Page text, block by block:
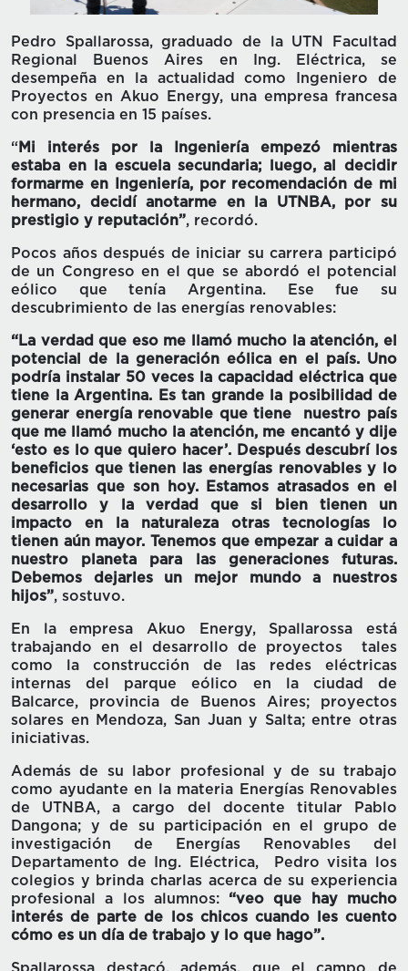
Pedro Spallarossa, graduado de la UTN Facultad
Regional Buenos Aires en Ing. Eléctrica, se
desempeña en la actualidad como Ingeniero de
Proyectos en Akuo Energy, una empresa francesa
con presencia en 15 países.
“ Mi interés por la Ingeniería empezó mientras
estaba en la escuela secundaria; luego, al decidir
formarme en Ingeniería, por recomendación de mi
hermano, decidí anotarme en la UTNBA, por su
prestigio y reputación”, recordó.
Pocos años después de iniciar su carrera participó
de un Congreso en el que se abordó el potencial
eólico que tenía Argentina. Ese fue su
descubrimiento de las energías renovables:
“La verdad que eso me llamó mucho la atención, el
potencial de la generación eólica en el país. Uno
podría instalar 50 veces la capacidad eléctrica que
tiene la Argentina. Es tan grande la posibilidad de
generar energía renovable que tiene nuestro país
que me llamó mucho la atención, me encantó y dije
‘esto es lo que quiero hacer’. Después descubrí los
beneficios que tienen las energías renovables y lo
necesarias que son hoy. Estamos atrasados en el
desarrollo y la verdad que si bien tienen un
impacto en la naturaleza otras tecnologías lo
tienen aún mayor. Tenemos que empezar a cuidar a
nuestro planeta para las generaciones futuras.
Debemos dejarles un mejor mundo a nuestros
hijos”, sostuvo.
En la empresa Akuo Energy, Spallarossa está
trabajando en el desarrollo de proyectos tales
como la construcción de las redes eléctricas
internas del parque eólico en la ciudad de
Balcarce, provincia de Buenos Aires; proyectos
solares en Mendoza, San Juan y Salta; entre otras
iniciativas.
Además de su labor profesional y de su trabajo
como ayudante en la materia Energías Renovables
de UTNBA, a cargo del docente titular Pablo
Dangona; y de su participación en el grupo de
investigación de Energías Renovables del
Departamento de Ing. Eléctrica, Pedro visita los
colegios y brinda charlas acerca de su experiencia
profesional a los alumnos: “veo que hay mucho
interés de parte de los chicos cuando les cuento
cómo es un día de trabajo y lo que hago”.